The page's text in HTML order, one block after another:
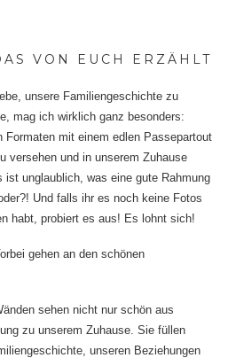
VON EUCH ERZÄHLT
unsere Familiengeschichte zu
mag ich wirklich ganz besonders:
Formaten mit einem edlen Passepartout
versehen und in unserem Zuhause
unglaublich, was eine gute Rahmung
Und falls ihr es noch keine Fotos
habt, probiert es aus! Es lohnt sich!
gehen an den schönen
sehen nicht nur schön aus
zu unserem Zuhause. Sie füllen
unseren Beziehungen